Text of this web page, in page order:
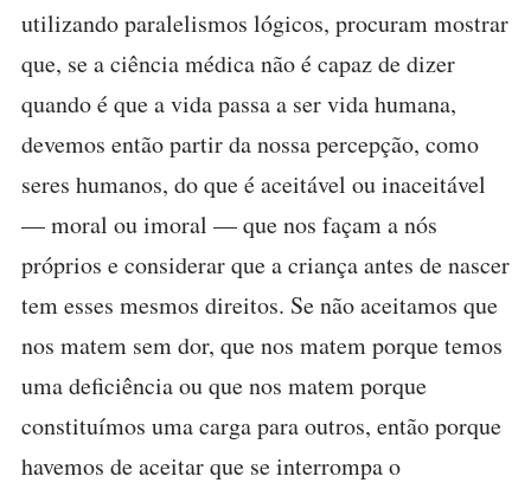
utilizando paralelismos lógicos, procuram mostrar
que, se a ciência médica não é capaz de dizer
quando é que a vida passa a ser vida humana,
devemos então partir da nossa percepção, como
seres humanos, do que é aceitável ou inaceitável
— moral ou imoral — que nos façam a nós
próprios e considerar que a criança antes de nascer
tem esses mesmos direitos. Se não aceitamos que
nos matem sem dor, que nos matem porque temos
uma deficiência ou que nos matem porque
constituímos uma carga para outros, então porque
havemos de aceitar que se interrompa o